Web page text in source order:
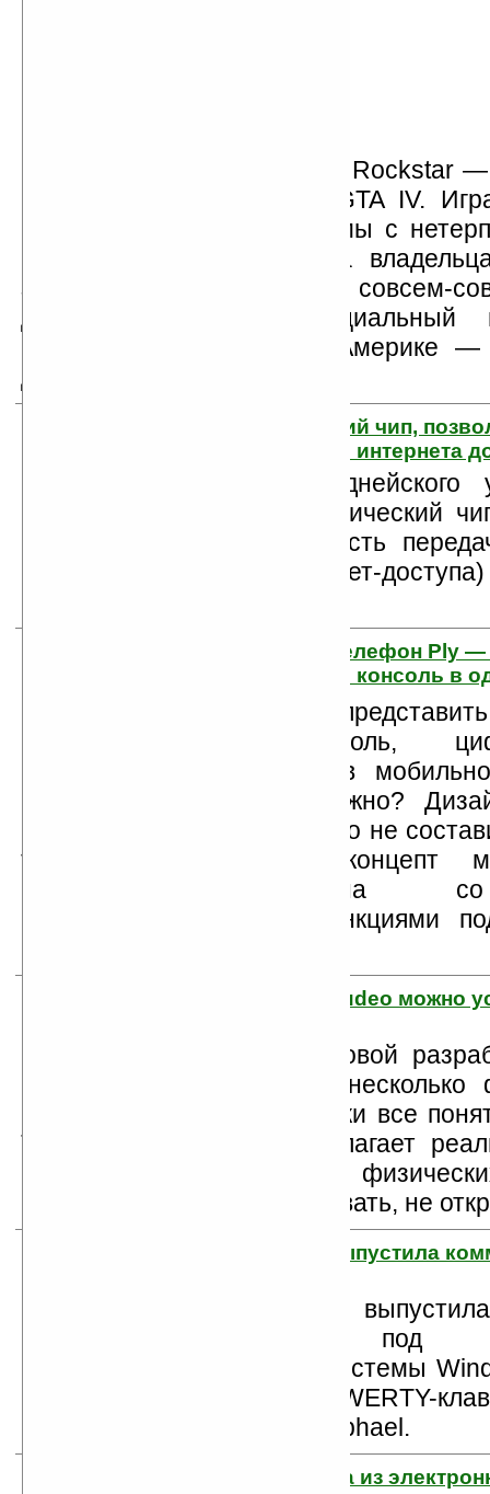
Сем Хаусер — основатель Rockstar
все в ожидании выхода GTA IV.
просто замечательной, и мы с
когда она будет доступна
забывайте, что эта игра совсем-
детей. В Европе официальный
состоится 21 ноября, в Америке —
днями ранее — 18 ноября.
3. Создан оптический чип,
повысить скорость интернета
Учёные из Сиднейского
разработали оптический
увеличить скорость
сети (ну а значит, и интернет-
4. Многослойный телефон Ply —
проектор и игровая консоль в
Попробуйте
игровую консоль,
видеопроектор в
размером с iPhone. Сложно?
Канбара (Hideo Kanbara) это не
труда и он создал концепт
мобильного телефона
вышеперечисленными функциями
5. С технологией Audeo можно
Сообщение о новой
Ambient звучит несколько
хотя теоретически все
Технология Audeo предполагает
человека без фактических
есть, Вы можете разговаривать, не
6. Компания HTC выпустила
Компания HTC
коммуникатор под
операционной системы
выдвигающейся сбоку QWERTY-
HTC Touch Pro или HTC Raphael.
7. Браслет-застежка из